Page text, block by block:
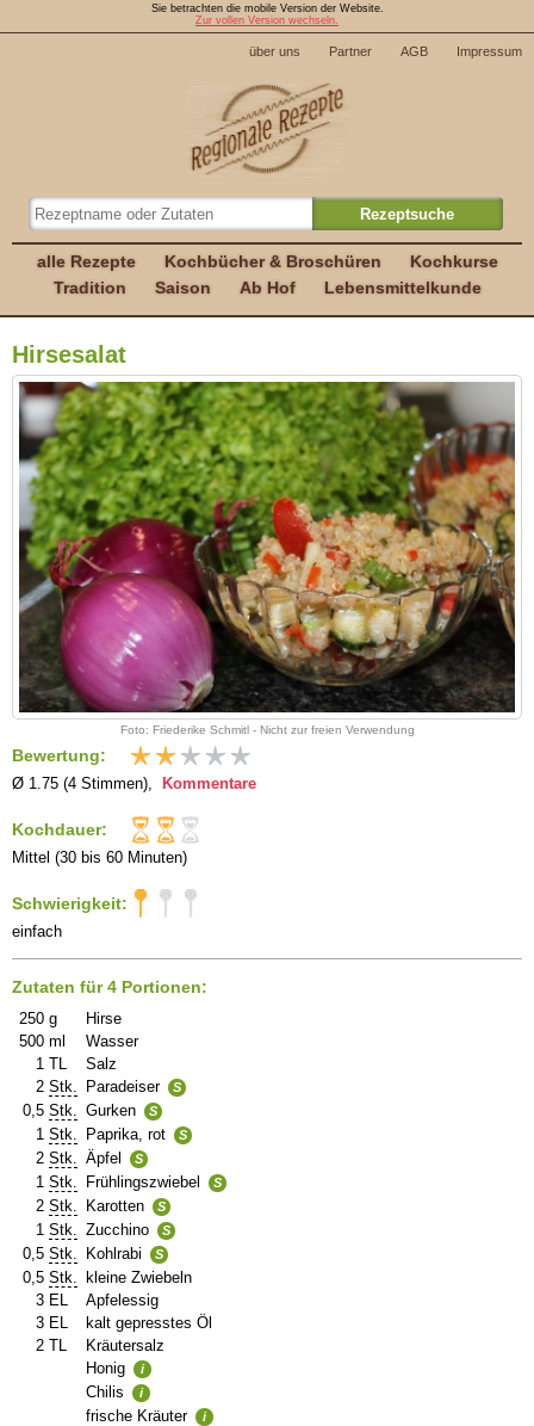
Sie betrachten die mobile Version der Website.
Zur vollen Version wechseln.
über uns Partner AGB Impressum
alle Rezepte Kochbücher & Broschüren
Kochkurse
Tradition
Saison Ab Hof Lebensmittelkunde
Hirsesalat
Foto: Friederike Schmitl - Nicht zur freien Verwendung
Bewertung:
Ø 1.75 (4 Stimmen), Kommentare
Kochdauer:
Mittel (30 bis 60 Minuten)
Schwierigkeit:
einfach
Zutaten für 4 Portionen:
250 g
Hirse
500 ml
Wasser
1 TL
Salz
2 Stk. Paradeiser S
0,5 Stk. Gurken S
1 Stk. Paprika, rot S
2 Stk. Äpfel S
1 Stk. Frühlingszwiebel S
2 Stk. Karotten S
1 Stk. Zucchino S
0,5 Stk. Kohlrabi S
0,5 Stk.
kleine Zwiebeln
3 EL
Apfelessig
3 EL
kalt gepresstes Öl
2 TL
Kräutersalz
Honig
i
Chilis i
frische Kräuter i